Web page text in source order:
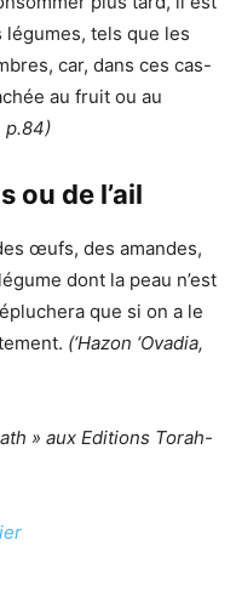
légumes, tels que les
car, dans ces cas-
au fruit ou au
p.84)
ou de l’ail
œufs, des amandes,
dont la peau n’est
que si on a le
(‘Hazon ‘Ovadia,
» aux Editions Torah-